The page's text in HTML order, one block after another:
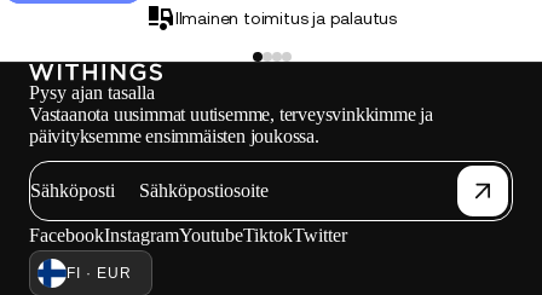
Ilmainen toimitus ja palautus
Pysy ajan tasalla
Vastaanota uusimmat uutisemme, terveysvinkkimme ja
päivityksemme ensimmäisten joukossa.
Sähköposti
FacebookInstagramYoutubeTiktokTwitter
FI · EUR